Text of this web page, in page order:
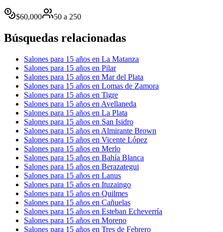
$60,000 50 a 250
Búsquedas relacionadas
Salones para 15 años en La Matanza
Salones para 15 años en Pilar
Salones para 15 años en Mar del Plata
Salones para 15 años en Lomas de Zamora
Salones para 15 años en Tigre
Salones para 15 años en Avellaneda
Salones para 15 años en La Plata
Salones para 15 años en San Isidro
Salones para 15 años en Almirante Brown
Salones para 15 años en Vicente López
Salones para 15 años en Merlo
Salones para 15 años en Bahía Blanca
Salones para 15 años en Berazategui
Salones para 15 años en Lanus
Salones para 15 años en Ituzaingo
Salones para 15 años en Quilmes
Salones para 15 años en Cañuelas
Salones para 15 años en Esteban Echeverría
Salones para 15 años en Moreno
Salones para 15 años en Tres de Febrero